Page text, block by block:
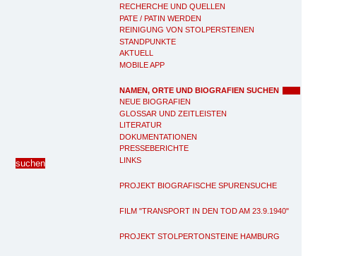
RECHERCHE UND QUELLEN
PATE / PATIN WERDEN
REINIGUNG VON STOLPERSTEINEN
STANDPUNKTE
AKTUELL
MOBILE APP
NAMEN, ORTE UND BIOGRAFIEN SUCHEN
NEUE BIOGRAFIEN
GLOSSAR UND ZEITLEISTEN
LITERATUR
DOKUMENTATIONEN
PRESSEBERICHTE
LINKS
PROJEKT BIOGRAFISCHE SPURENSUCHE
FILM "TRANSPORT IN DEN TOD AM 23.9.1940"
PROJEKT STOLPERTONSTEINE HAMBURG